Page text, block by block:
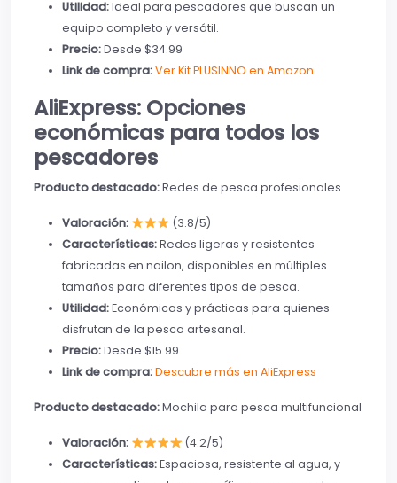
Utilidad:Ideal para pescadores que buscan un
equipo completo y versátil.
Precio:Desde $34.99
Link de compra:Ver Kit PLUSINNO en Amazon
AliExpress: Opciones
económicas para todos los
pescadores
Producto destacado:Redes de pesca profesionales
Valoración:
(3.8/5)
Características:Redes ligeras y resistentes
fabricadas en nailon, disponibles en múltiples
tamaños para diferentes tipos de pesca.
Utilidad:Económicas y prácticas para quienes
disfrutan de la pesca artesanal.
Precio:Desde $15.99
Link de compra:Descubre más en AliExpress
Producto destacado:Mochila para pesca multifuncional
Valoración:
(4.2/5)
Características:Espaciosa, resistente al agua, y